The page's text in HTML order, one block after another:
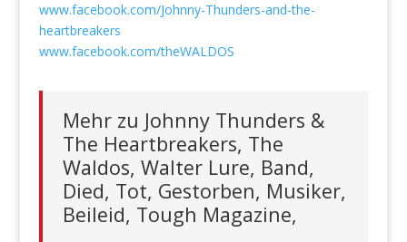
www.facebook.com/Johnny-Thunders-and-the-
heartbreakers
www.facebook.com/theWALDOS
Mehr zu Johnny Thunders &
The Heartbreakers, The
Waldos, Walter Lure, Band,
Died, Tot, Gestorben, Musiker,
Beileid, Tough Magazine,